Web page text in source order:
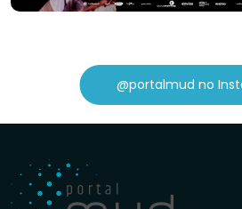
@portalmud no